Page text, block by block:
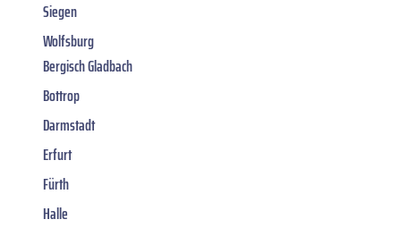
Siegen
Wolfsburg
Bergisch Gladbach
Bottrop
Darmstadt
Erfurt
Fürth
Halle